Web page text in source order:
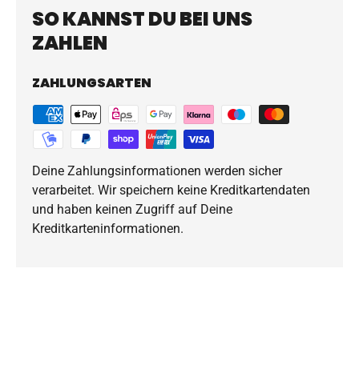
SO KANNST DU BEI UNS
ZAHLEN
ZAHLUNGSARTEN
Deine Zahlungsinformationen werden sicher
verarbeitet. Wir speichern keine Kreditkartendaten
und haben keinen Zugriff auf Deine
Kreditkarteninformationen.